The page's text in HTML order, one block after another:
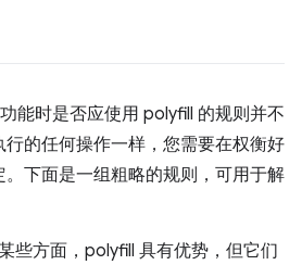
能时是否应使用 polyfill 的规则并不
的任何操作一样，您需要在权衡好
下面是一组粗略的规则，可用于解
些方面，polyfill 具有优势，但它们